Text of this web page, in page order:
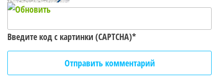
Введите код с картинки (CAPTCHA)*